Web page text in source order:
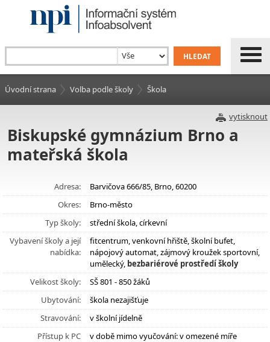
Úvodní strana Volba podle školy Škola
vytisknout
Biskupské gymnázium Brno a
mateřská škola
Adresa:
Barvičova 666/85, Brno, 60200
Okres:
Brno-město
Typ školy:
střední škola, církevní
Vybavení školy a její
nabídka:
fitcentrum, venkovní hřiště, školní bufet,
nápojový automat, zájmový kroužek sportovní,
umělecký, bezbariérové prostředí školy
Velikost školy:
SŠ 801 - 850 žáků
Ubytování:
škola nezajišťuje
Stravování:
v školní jídelně
Přístup k PC
v době mimo vyučování: v omezené míře